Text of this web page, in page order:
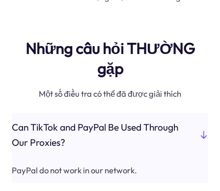
Những câu hỏi THƯỜNG
gặp
Một số điều tra có thể đã được giải thích
Can TikTok and PayPal Be Used Through
Our Proxies?
PayPal do not work in our network.